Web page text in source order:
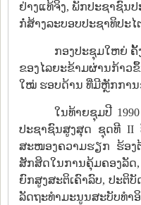
ຢ່າງແທ້ຈິງ, ພັກປະຊາຊົນ
ກໍ່ສ້າງລະບອບປະຊາທິປະ
ກອງປະຊຸມໃຫຍ່ ຄັ້
ຂອງໄລຍະຂ້າມຜ່ານກ້າວ
ໃໝ່ ຮອບດ້ານ ທີ່ມີຫຼັກການ
ໃນທ້າຍຊຸມປີ
ປະຊາຊົນສູງສຸດ ຊຸດທີ II
ສະໜອງຄວາມຮຽກ ຮ້ອງ
ສັກສິດໃນການຄຸ້ມຄອງລັ
ຍົກສູງສະຕິເຄົາລົບ, ປະຕິ
ລັດຖະທໍາມະນູນສະບັບທໍາ